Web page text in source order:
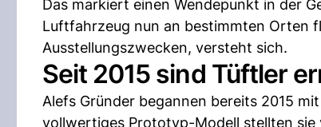
Das markiert einen Wendepunkt in der
Luftfahrzeug nun an bestimmten Orten
Ausstellungszwecken, versteht sich.
Seit 2015 sind Tüftler
Alefs Gründer begannen bereits 2015
vollwertiges Prototyp-Modell stellten